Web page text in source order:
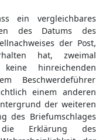
ein vergleichbares
des Datums des
der Post,
hat, zweimal
hinreichenden
Beschwerdeführer
einem anderen
der weiteren
des Briefumschlages
Erklärung des